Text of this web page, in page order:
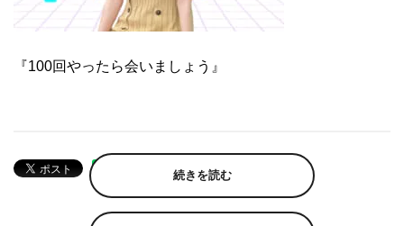
『100回やったら会いましょう』
続きを読む